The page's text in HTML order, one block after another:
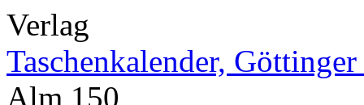
Verlag
Taschenkalender,
Alm 150